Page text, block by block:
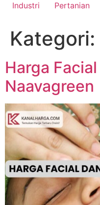
Industri
Pertanian
Kategori:
Harga
Naavagreen